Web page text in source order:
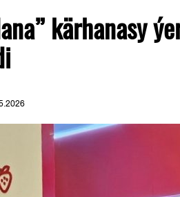
kärhanasy